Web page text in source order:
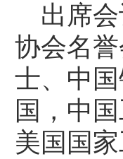
出席
协会名
士、中
国，中
美国国